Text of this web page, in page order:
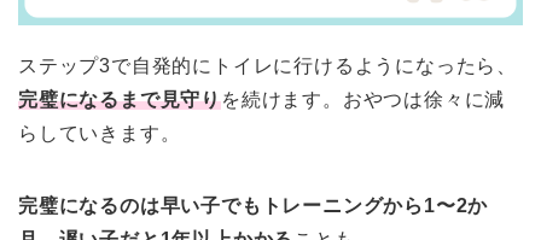
ステップ3で自発的にトイレに行けるようになったら、
完璧になるまで見守りを続けます。おやつは徐々に減
らしていきます。
完璧になるのは早い子でもトレーニングから1〜2か